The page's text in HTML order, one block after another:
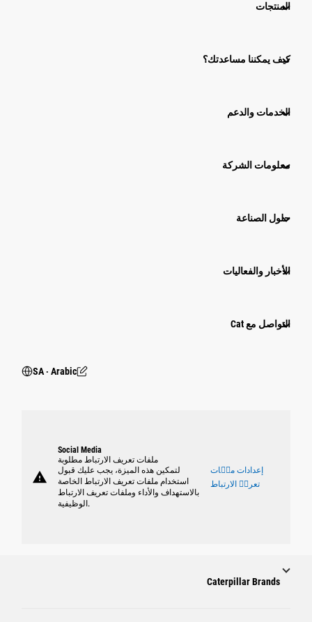
المنتجات
كيف يمكننا مساعدتك؟
الخدمات والدعم
معلومات الشركة
حلول الصناعة
الأخبار والفعاليات
التواصل مع Cat
SA ‧ Arabic
warning
Social Media
ملفات تعريف الارتباط مطلوبة
لتمكين هذه الميزة، يجب عليك قبول
استخدام ملفات تعريف الارتباط الخاصة
بالاستهداف والأداء وملفات تعريف الارتباط
الوظيفية.
إعدادات ملٝات
تعريٝ الارتباط
Caterpillar Brands